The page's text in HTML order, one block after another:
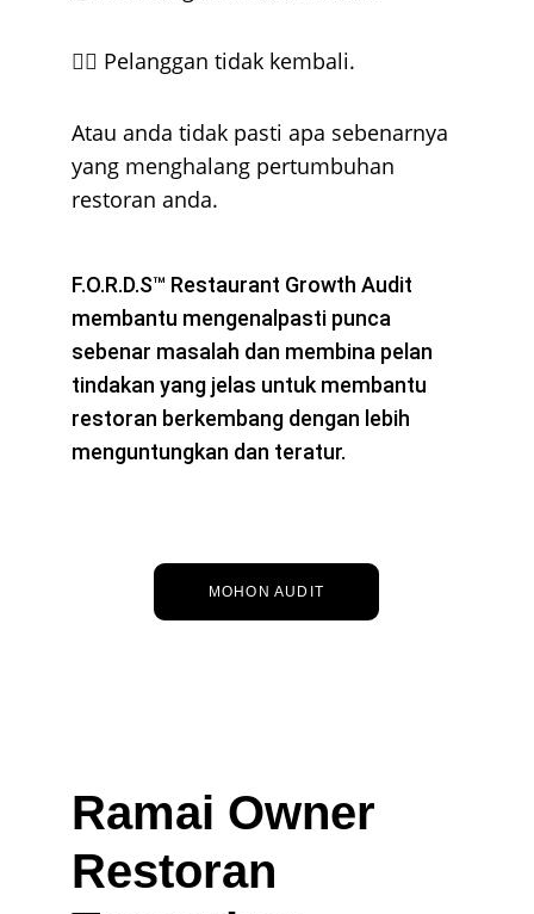
MOHON AUDIT
🚶‍♂️ Pelanggan tidak kembali.
Atau anda tidak pasti apa sebenarnya
yang menghalang pertumbuhan
restoran anda.
F.O.R.D.S™ Restaurant Growth Audit
membantu mengenalpasti punca
sebenar masalah dan membina pelan
tindakan yang jelas untuk membantu
restoran berkembang dengan lebih
menguntungkan dan teratur.
Ramai Owner
Restoran